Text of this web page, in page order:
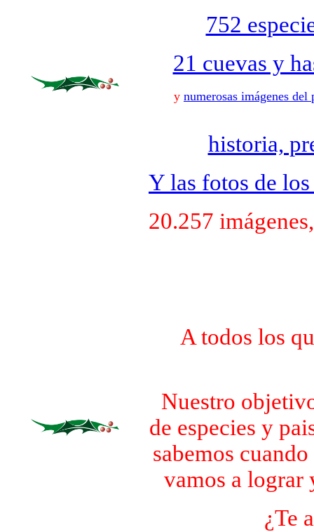
752
21 cuevas y
y numerosas imágenes
historia,
Y las fotos de
20.257
A todos los
Nuestro
de especies y
sabemos
vamos a lograr
¿Te